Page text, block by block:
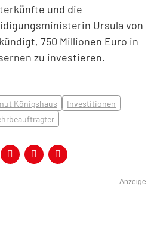
und die
Ursula von
750 Millionen Euro in
zu investieren.
Königshaus
Investitionen
Anzeige